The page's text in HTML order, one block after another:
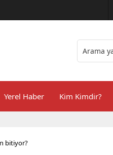
Yerel Haber Kim Kimdir?
bitiyor?